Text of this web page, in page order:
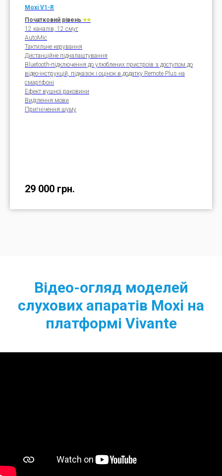
Moxi V1- R
Початковий рівень ⭐⭐
12 каналів, 12 смуг
AutoMic
Тактильне керування
Дистанційне підналаштування
Bluetooth-підключення до улюблених пристроїв з доступом до
відео-інструкцій, підказок і оцінок в додатку Remote Plus на
смартфоні
Ефект вушної раковини
Виділення мови
Пригнічення шуму
29 000 грн.
Відео-огляд моделей
слухових апаратів Moxi на
платформі Vivante